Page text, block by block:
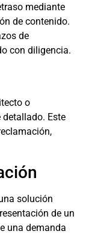
mediante
de contenido.
de
con diligencia.
o
Este
solución
de un
una demanda